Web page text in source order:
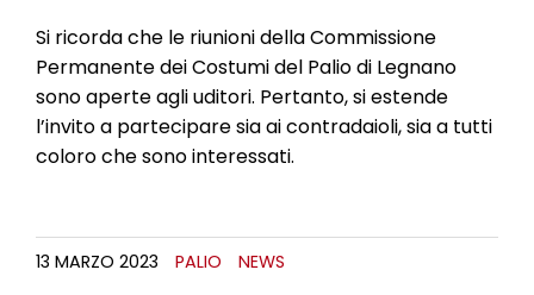
Si ricorda che le riunioni della Commissione
Permanente dei Costumi del Palio di Legnano
sono aperte agli uditori. Pertanto, si estende
l’invito a partecipare sia ai contradaioli, sia a tutti
coloro che sono interessati.
13 MARZO 2023 PALIO NEWS